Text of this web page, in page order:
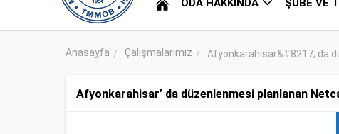
ODA HAKKINDA ŞUBE VE
Anasayfa Çalışmalarımız Afyonkarahisar&#8217; da
Afyonkarahisar’ da düzenlenmesi planlanan